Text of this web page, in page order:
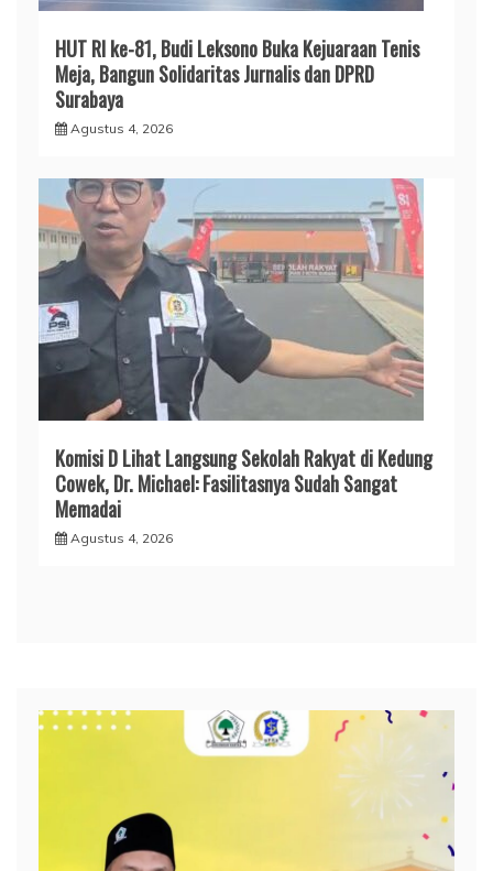
HUT RI ke-81, Budi Leksono Buka Kejuaraan Tenis
Meja, Bangun Solidaritas Jurnalis dan DPRD
Surabaya
Agustus 4, 2026
Komisi D Lihat Langsung Sekolah Rakyat di Kedung
Cowek, Dr. Michael: Fasilitasnya Sudah Sangat
Memadai
Agustus 4, 2026